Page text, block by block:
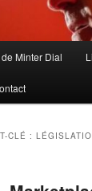
Minter Dial
CLÉ :